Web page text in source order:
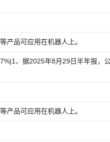
产品可应用在机器人上。
、据2025年8月29日半年报，
产品可应用在机器人上。